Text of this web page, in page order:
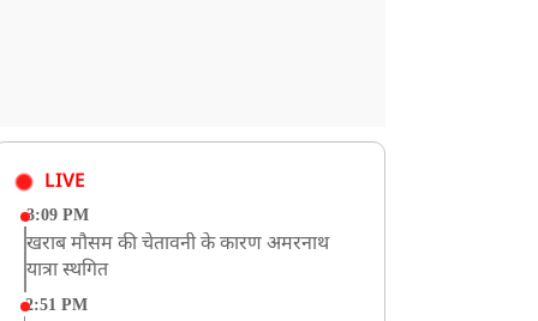
LIVE
3:09 PM
खराब मौसम की चेतावनी के कारण अमरनाथ
यात्रा स्थगित
2:51 PM